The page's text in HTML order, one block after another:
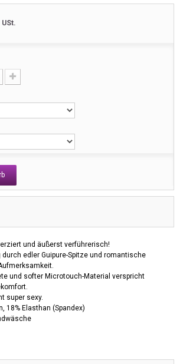
und äußerst verführerisch!
edler Guipure-Spitze und romantische
und softer Microtouch-Material verspricht
super sexy.
18% Elasthan (Spandex)